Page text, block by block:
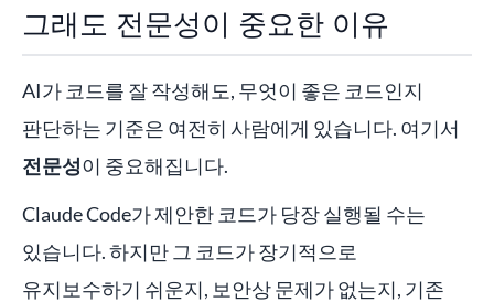
그래도 전문성이 중요한 이유
AI가 코드를 잘 작성해도, 무엇이 좋은 코드인지
판단하는 기준은 여전히 사람에게 있습니다. 여기서
전문성이 중요해집니다.
Claude Code가 제안한 코드가 당장 실행될 수는
있습니다. 하지만 그 코드가 장기적으로
유지보수하기 쉬운지, 보안상 문제가 없는지, 기존